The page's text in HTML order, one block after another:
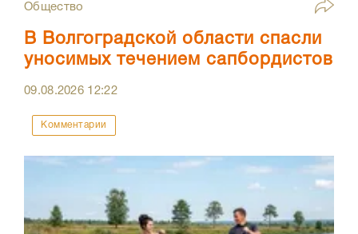
Общество
В Волгоградской области спасли
уносимых течением сапбордистов
09.08.2026 12:22
Комментарии